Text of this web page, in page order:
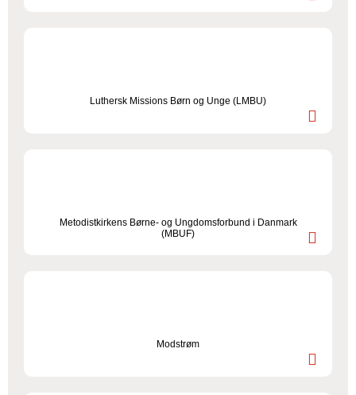
Luthersk Missions Børn og Unge (LMBU)
Metodistkirkens Børne- og Ungdomsforbund i Danmark
(MBUF)
Modstrøm